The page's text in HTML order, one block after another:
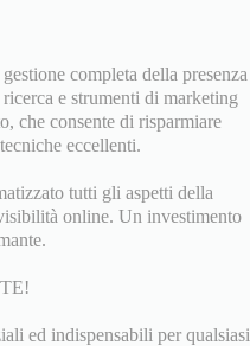
completa della presenza
e strumenti di marketing
che consente di risparmiare
eccellenti.
tutti gli aspetti della
online. Un investimento
ed indispensabili per qualsiasi